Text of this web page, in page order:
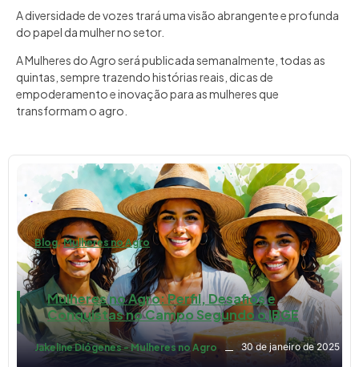
A diversidade de vozes trará uma visão abrangente e profunda
do papel da mulher no setor.
A Mulheres do Agro será publicada semanalmente, todas as
quintas, sempre trazendo histórias reais, dicas de
empoderamento e inovação para as mulheres que
transformam o agro.
Blog, Mulheres no Agro
Mulheres no Agro: Perfil, Desafios e
Conquistas no Campo Segundo o IBGE
Jakeline Diógenes - Mulheres no Agro 30 de janeiro de 2025